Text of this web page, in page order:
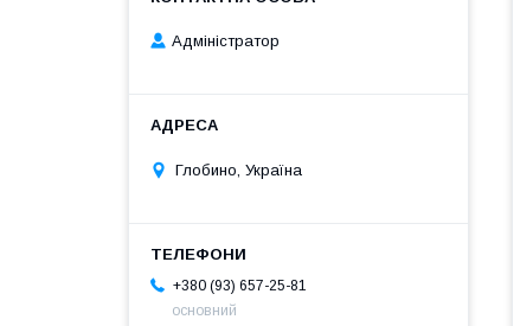
Адміністратор
Глобино, Україна
+380 (93) 657-25-81
основний